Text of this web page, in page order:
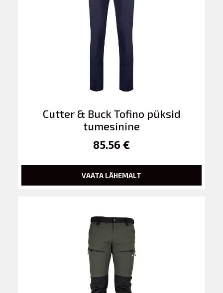
Cutter & Buck Tofino püksid
tumesinine
85.56 €
VAATA LÄHEMALT